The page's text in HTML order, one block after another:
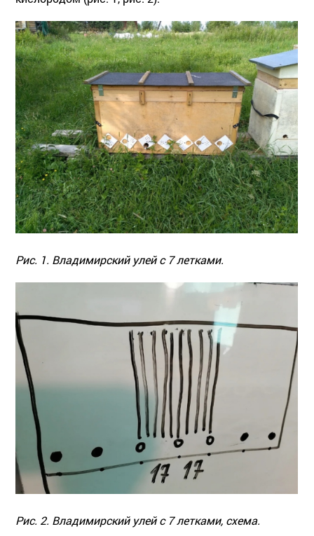
Рис. 1. Владимирский улей с 7 летками.
Рис. 2. Владимирский улей с 7 летками, схема.